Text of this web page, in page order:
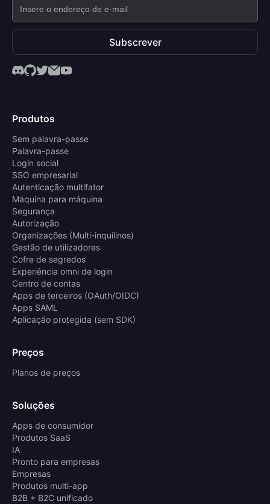
Subscrever
Produtos
Sem palavra-passe
Palavra-passe
Login social
SSO empresarial
Autenticação multifator
Máquina para máquina
Segurança
Autorização
Organizações (Multi-inquilinos)
Gestão de utilizadores
Cofre de segredos
Experiência omni de login
Centro de contas
Apps de terceiros (OAuth/OIDC)
Apps SAML
Aplicação protegida (sem SDK)
Preços
Planos de preços
Soluções
Apps de consumidor
Produtos SaaS
IA
Pronto para empresas
Empresas
Produtos multi-app
B2B + B2C unificado